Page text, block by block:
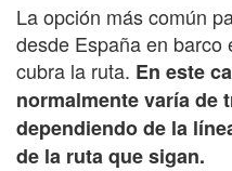
La opción más común
desde España en barco
cubra la ruta. En este
normalmente varía de
dependiendo de la
de la ruta que sigan.